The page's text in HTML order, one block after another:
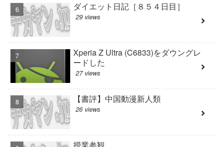
ダイエット日記［８５４日目］
29 views
Xperia Z Ultra (C6833)をダウングレ
ードした
27 views
【書評】中国動漫新人類
26 views